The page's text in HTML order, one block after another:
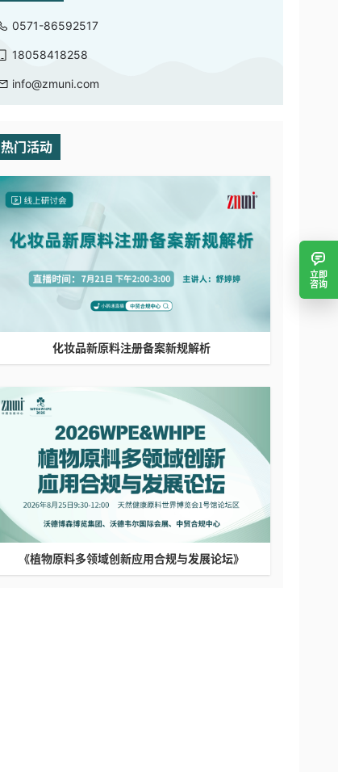
0571-86592517
18058418258
info@zmuni.com
热门活动
化妆品新原料注册备案新规解析
《植物原料多领域创新应用合规与发展论坛》
立即
咨询